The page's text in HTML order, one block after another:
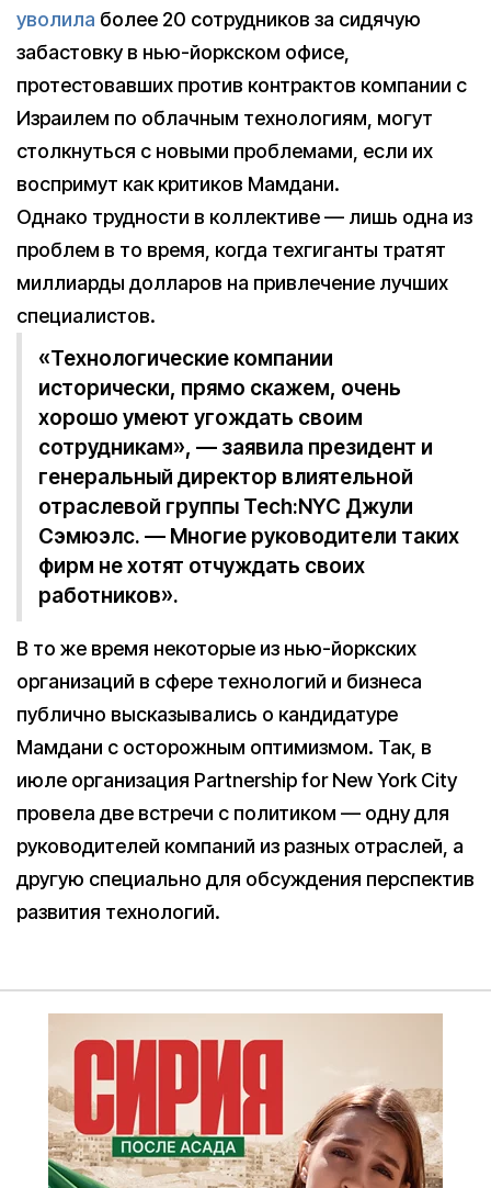
уволила более 20 сотрудников за сидячую
забастовку в нью-йоркском офисе,
протестовавших против контрактов компании с
Израилем по облачным технологиям, могут
столкнуться с новыми проблемами, если их
воспримут как критиков Мамдани.
Однако трудности в коллективе — лишь одна из
проблем в то время, когда техгиганты тратят
миллиарды долларов на привлечение лучших
специалистов.
«Технологические компании
исторически, прямо скажем, очень
хорошо умеют угождать своим
сотрудникам», — заявила президент и
генеральный директор влиятельной
отраслевой группы Tech:NYC Джули
Сэмюэлс. — Многие руководители таких
фирм не хотят отчуждать своих
работников».
В то же время некоторые из нью-йоркских
организаций в сфере технологий и бизнеса
публично высказывались о кандидатуре
Мамдани с осторожным оптимизмом. Так, в
июле организация Partnership for New York City
провела две встречи с политиком — одну для
руководителей компаний из разных отраслей, а
другую специально для обсуждения перспектив
развития технологий.